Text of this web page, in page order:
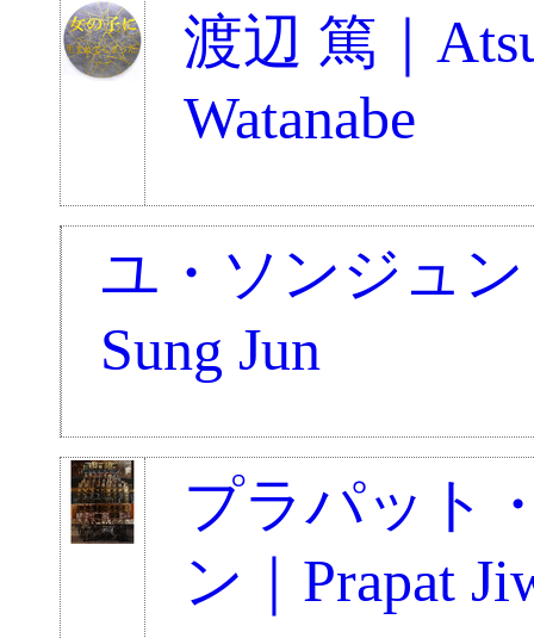
渡辺 篤｜
Watanabe
ユ・ソンジュン
Sung Jun
プラパット
ン｜Prapat